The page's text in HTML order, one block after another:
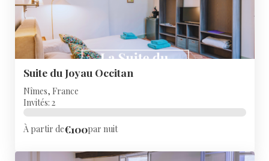
Suite du Joyau Occitan
Nîmes, France
Invités: 2
À partir de€100par nuit